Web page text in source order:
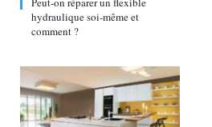
hydraulique soi-même et
comment ?